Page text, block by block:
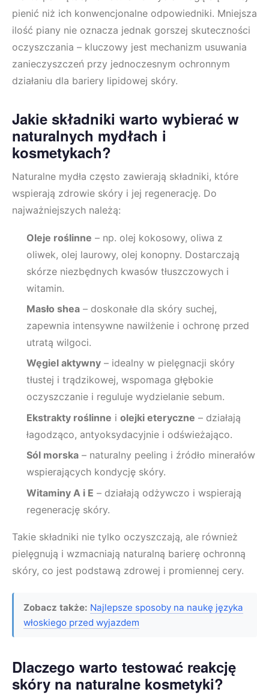
pienić niż ich konwencjonalne odpowiedniki. Mniejsza
ilość piany nie oznacza jednak gorszej skuteczności
oczyszczania – kluczowy jest mechanizm usuwania
zanieczyszczeń przy jednoczesnym ochronnym
działaniu dla bariery lipidowej skóry.
Jakie składniki warto wybierać w
naturalnych mydłach i
kosmetykach?
Naturalne mydła często zawierają składniki, które
wspierają zdrowie skóry i jej regenerację. Do
najważniejszych należą:
Oleje roślinne – np. olej kokosowy, oliwa z
oliwek, olej laurowy, olej konopny. Dostarczają
skórze niezbędnych kwasów tłuszczowych i
witamin.
Masło shea – doskonałe dla skóry suchej,
zapewnia intensywne nawilżenie i ochronę przed
utratą wilgoci.
Węgiel aktywny – idealny w pielęgnacji skóry
tłustej i trądzikowej, wspomaga głębokie
oczyszczanie i reguluje wydzielanie sebum.
Ekstrakty roślinne i olejki eteryczne – działają
łagodząco, antyoksydacyjnie i odświeżająco.
Sól morska – naturalny peeling i źródło minerałów
wspierających kondycję skóry.
Witaminy A i E – działają odżywczo i wspierają
regenerację skóry.
Takie składniki nie tylko oczyszczają, ale również
pielęgnują i wzmacniają naturalną barierę ochronną
skóry, co jest podstawą zdrowej i promiennej cery.
Zobacz także: Najlepsze sposoby na naukę języka
włoskiego przed wyjazdem
Dlaczego warto testować reakcję
skóry na naturalne kosmetyki?